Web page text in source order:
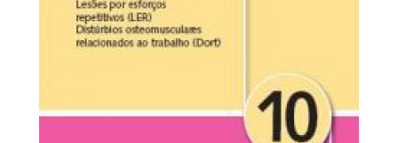
trabalho
em
frigoríficos